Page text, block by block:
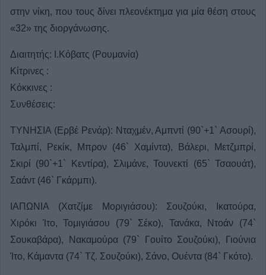
στην νίκη, που τους δίνει πλεονέκτημα για μία θέση στους
«32» της διοργάνωσης.
Διαιτητής: Ι.Κόβατς (Ρουμανία)
Κίτρινες :
Κόκκινες :
Συνθέσεις:
ΤΥΝΗΣΙΑ (Ερβέ Ρενάρ): Νταχμέν, Αμπντί (90`+1` Ασουρί),
Ταλμπί, Ρεκίκ, Μπρον (46` Χαμίντα), Βάλερι, Μετζμπρί,
Σκιρί (90`+1` Κεντίρα), Σλιμάνε, Τουνεκτί (65` Τσαουάτ),
Σαάντ (46` Γκάρμπι).
ΙΑΠΩΝΙΑ (Χατζίμε Μοριγιάσου): Σουζούκι, Ικατούρα,
Χιρόκι Ίτο, Τομιγιάσου (79` Σέκο), Τανάκα, Ντοάν (74`
Σουκαβάρα), Νακαμούρα (79` Γουίτο Σουζούκι), Γιούνια
Ίτο, Κάμαντα (74` Τζ. Σουζούκι), Σάνο, Ουέντα (84` Γκότο).